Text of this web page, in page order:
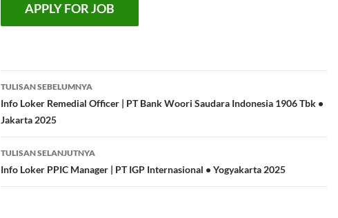
Navigasi
Tulisan
TULISAN SEBELUMNYA
Info Loker Remedial Officer | PT Bank Woori Saudara Indonesia 1906 Tbk •
Jakarta 2025
TULISAN SELANJUTNYA
Info Loker PPIC Manager | PT IGP Internasional • Yogyakarta 2025